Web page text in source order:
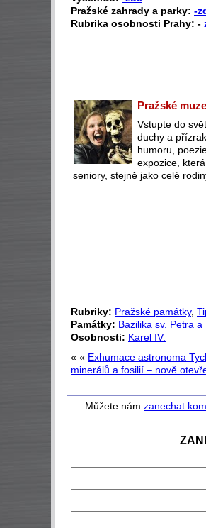
Pražské zahrady a parky: -
Rubrika osobnosti Prahy: -
Pražské
Vstupte do
duchy a
humoru,
expozice,
seniory, stejně jako celé
Rubriky: Pražské památky,
Památky: Bazilika sv. Petra a
Osobnosti: Karel IV.
« « Exhumace astronoma
minerálů a fosilií – nově
Můžete nám zanechat